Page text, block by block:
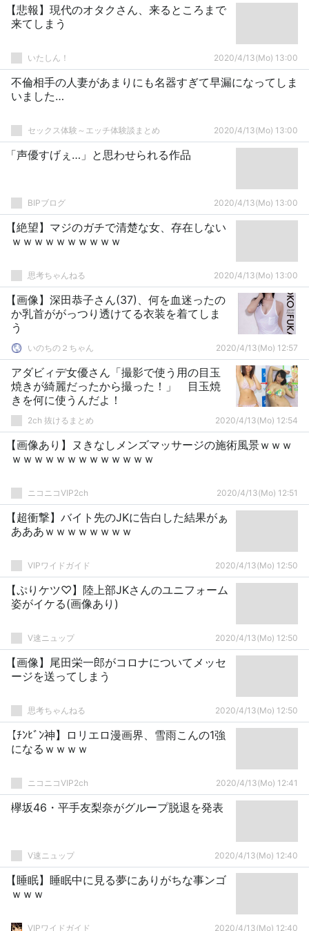
【悲報】現代のオタクさん、来るところまで
来てしまう
いたしん！ 2020/4/13(Mo) 13:00
不倫相手の人妻があまりにも名器すぎて早漏になってしま
いました…
セックス体験～エッチ体験談まとめ 2020/4/13(Mo) 13:00
「声優すげぇ…」と思わせられる作品
BIPブログ 2020/4/13(Mo) 13:00
【絶望】マジのガチで清楚な女、存在しない
ｗｗｗｗｗｗｗｗｗｗ
思考ちゃんねる 2020/4/13(Mo) 13:00
【画像】深田恭子さん(37)、何を血迷ったの
か乳首ががっつり透けてる衣装を着てしま
う
いのちの２ちゃん 2020/4/13(Mo) 12:57
アダビィデ女優さん「撮影で使う用の目玉
焼きが綺麗だったから撮った！」 目玉焼
きを何に使うんだよ！
2ch 抜けるまとめ 2020/4/13(Mo) 12:54
【画像あり】ヌきなしメンズマッサージの施術風景ｗｗｗ
ｗｗｗｗｗｗｗｗｗｗｗｗｗ
ニコニコVIP2ch 2020/4/13(Mo) 12:51
【超衝撃】バイト先のJKに告白した結果がぁ
あああｗｗｗｗｗｗｗｗ
VIPワイドガイド 2020/4/13(Mo) 12:50
【ぷりケツ♡】陸上部JKさんのユニフォーム
姿がイケる(画像あり)
V速ニュップ 2020/4/13(Mo) 12:50
【画像】尾田栄一郎がコロナについてメッセ
ージを送ってしまう
思考ちゃんねる 2020/4/13(Mo) 12:50
【ﾁﾝﾋﾞﾝ神】ロリエロ漫画界、雪雨こんの1強
になるｗｗｗｗ
ニコニコVIP2ch 2020/4/13(Mo) 12:41
欅坂46・平手友梨奈がグループ脱退を発表
V速ニュップ 2020/4/13(Mo) 12:40
【睡眠】睡眠中に見る夢にありがちな事ンゴ
ｗｗｗ
VIPワイドガイド 2020/4/13(Mo) 12:40